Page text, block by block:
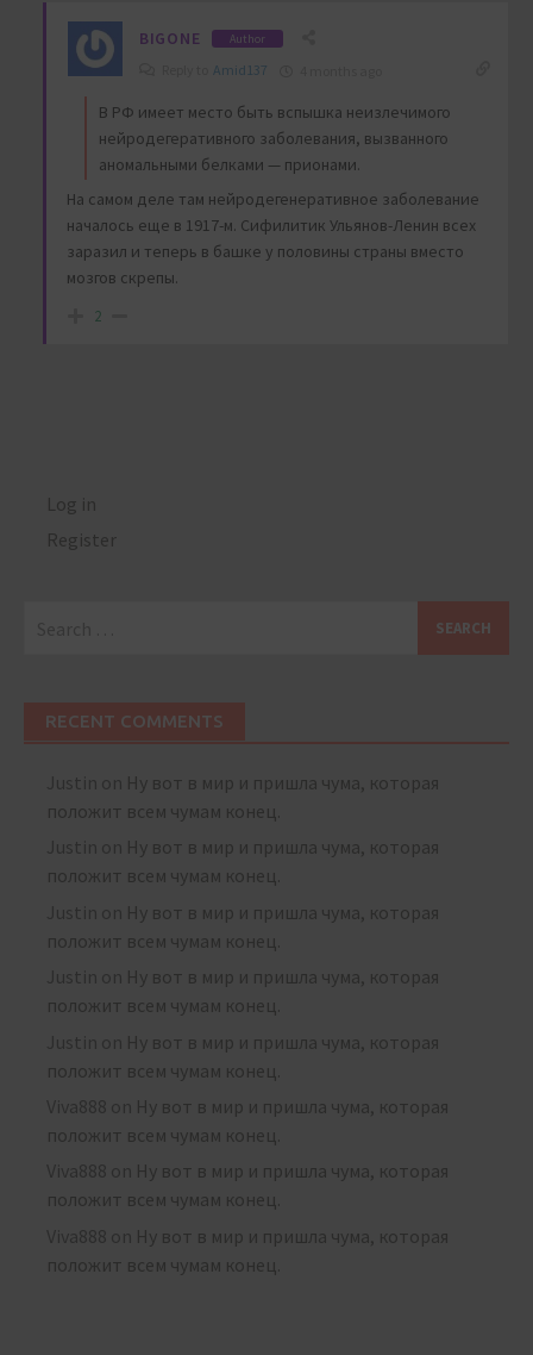
BIGONE Author
Amid137
В РФ имеет место быть вспышка неизлечимого
нейродегеративного заболевания, вызванного
аномальными белками — прионами.
На самом деле там нейродегенеративное заболевание
началось еще в 1917-м. Сифилитик Ульянов-Ленин всех
заразил и теперь в башке у половины страны вместо
мозгов скрепы.
2
Log in
Register
RECENT COMMENTS
Justin on Ну вот в мир и пришла чума, которая
положит всем чумам конец.
Justin on Ну вот в мир и пришла чума, которая
положит всем чумам конец.
Justin on Ну вот в мир и пришла чума, которая
положит всем чумам конец.
Justin on Ну вот в мир и пришла чума, которая
положит всем чумам конец.
Justin on Ну вот в мир и пришла чума, которая
положит всем чумам конец.
Viva888 on Ну вот в мир и пришла чума, которая
положит всем чумам конец.
Viva888 on Ну вот в мир и пришла чума, которая
положит всем чумам конец.
Viva888 on Ну вот в мир и пришла чума, которая
положит всем чумам конец.